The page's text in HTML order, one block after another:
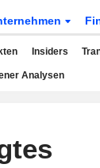
Insiders
Analysen